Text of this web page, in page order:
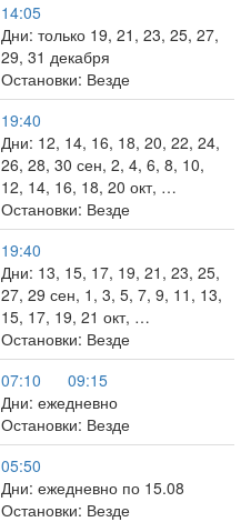
14:05
Дни: только 19, 21, 23, 25, 27,
29, 31 декабря
Остановки: Везде
19:40
Дни: 12, 14, 16, 18, 20, 22, 24,
26, 28, 30 сен, 2, 4, 6, 8, 10,
12, 14, 16, 18, 20 окт, …
Остановки: Везде
19:40
Дни: 13, 15, 17, 19, 21, 23, 25,
27, 29 сен, 1, 3, 5, 7, 9, 11, 13,
15, 17, 19, 21 окт, …
Остановки: Везде
07:10
09:15
Дни: ежедневно
Остановки: Везде
05:50
Дни: ежедневно по 15.08
Остановки: Везде